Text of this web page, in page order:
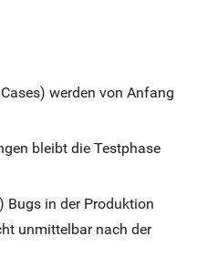
werden von Anfang
bleibt die Testphase
Bugs in der Produktion
unmittelbar nach der